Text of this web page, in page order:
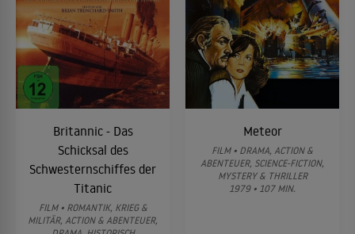
Britannic - Das
Schicksal des
Schwesternschiffes der
Titanic
FILM • ROMANTIK, KRIEG &
MILITÄR, ACTION & ABENTEUER,
Meteor
FILM • DRAMA, ACTION &
ABENTEUER, SCIENCE-FICTION,
MYSTERY & THRILLER
1979 • 107 MIN.